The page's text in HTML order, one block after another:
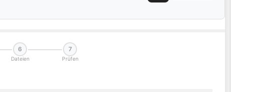
6
Dateien
7
Prüfen